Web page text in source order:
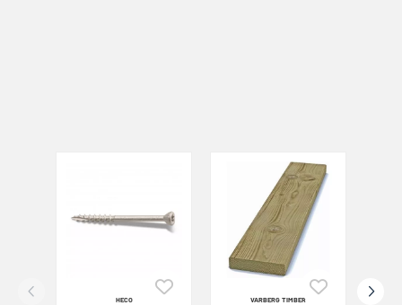
HECO VARBERG TIMBER